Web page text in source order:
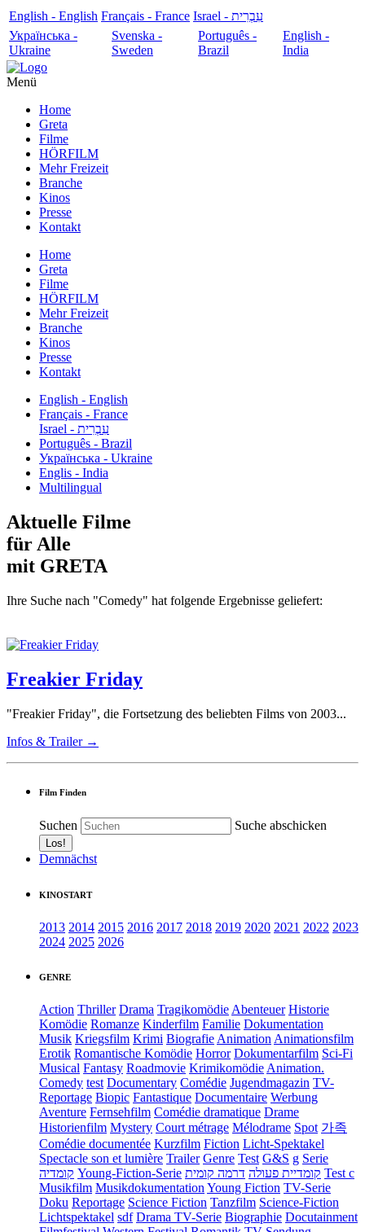
English - English Français - France
עִבְרִית - Israel
Українська -
Ukraine
Svenska -
Sweden
Português -
Brazil
English -
India
Menü
Home
Greta
Filme
HÖRFILM
Mehr Freizeit
Branche
Kinos
Presse
Kontakt
Home
Greta
Filme
HÖRFILM
Mehr Freizeit
Branche
Kinos
Presse
Kontakt
English - English
Français - France
עִבְרִית - Israel
Português - Brazil
Українська - Ukraine
Englis - India
Multilingual
Aktuelle Filme
für Alle
mit GRETA
Ihre Suche nach "Comedy" hat folgende Ergebnisse geliefert:
Freakier Friday
"Freakier Friday", die Fortsetzung des beliebten Films von 2003...
Infos & Trailer →
Film Finden
Suchen Suche abschicken
Demnächst
KINOSTART
2013 2014 2015 2016 2017 2018 2019 2020 2021 2022 2023
2024 2025 2026
GENRE
Action Thriller Drama TragikomödieAbenteuer Historie
Komödie Romanze Kinderfilm Familie Dokumentation
Musik Kriegsfilm Krimi BiografieAnimationAnimationsfilm
Erotik Romantische Komödie Horror Dokumentarfilm Sci-Fi
Musical Fantasy Roadmovie KrimikomödieAnimation.
Comedy test Documentary Comédie Jugendmagazin TV-
Reportage Biopic Fantastique Documentaire Werbung
Aventure Fernsehfilm Comédie dramatique Drame
Historienfilm Mystery Court métrage Mélodrame Spot 가족
Comédie documentée Kurzfilm Fiction Licht-Spektakel
Spectacle son et lumière Trailer Genre Test G&S g Serie
קומדיה Young-Fiction-Serie קומדיית פעולה דרמה קומית
Test c
Musikfilm MusikdokumentationYoung Fiction TV-Serie
Doku Reportage Science Fiction Tanzfilm Science-Fiction
Lichtspektakel sdf Drama TV-Serie Biographie Docutainment